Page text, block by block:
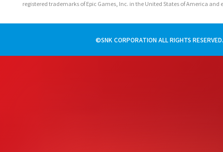
registered trademarks of Epic Games, Inc. in the United States of America and
©SNK CORPORATION ALL RIGHTS RESERVED.